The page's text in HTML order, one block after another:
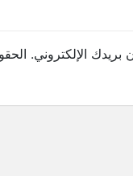
الإلكتروني.